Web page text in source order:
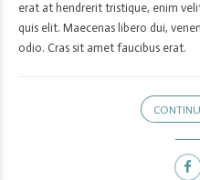
erat at hendrerit tristique, enim
quis elit. Maecenas libero dui,
odio. Cras sit amet faucibus erat.